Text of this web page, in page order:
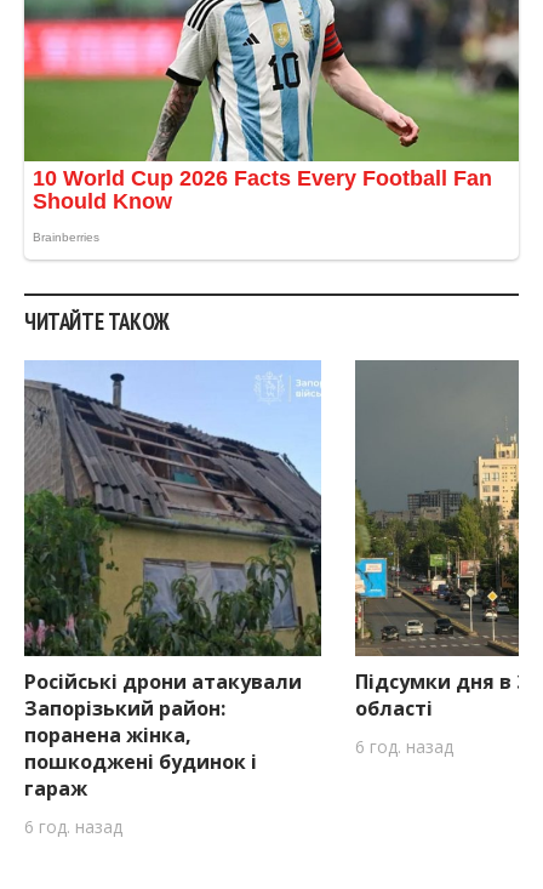
ЧИТАЙТЕ ТАКОЖ
Російські дрони атакували
Запорізький район:
поранена жінка,
пошкоджені будинок і
гараж
6 год. назад
Підсумки дня в
області
6 год. назад